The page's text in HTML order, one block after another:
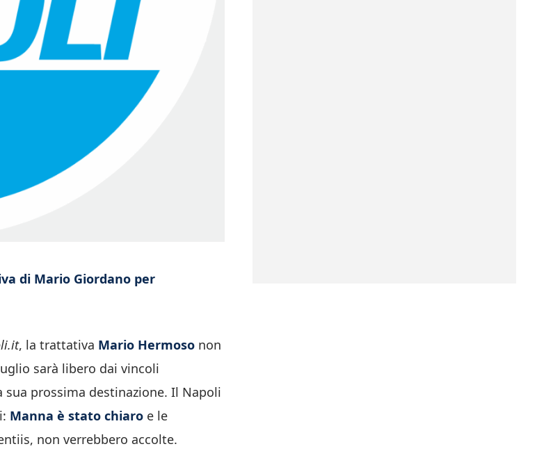
di Mario Giordano per
, la trattativa Mario Hermoso non
sarà libero dai vincoli
prossima destinazione. Il Napoli
Manna è stato chiaro e le
non verrebbero accolte.